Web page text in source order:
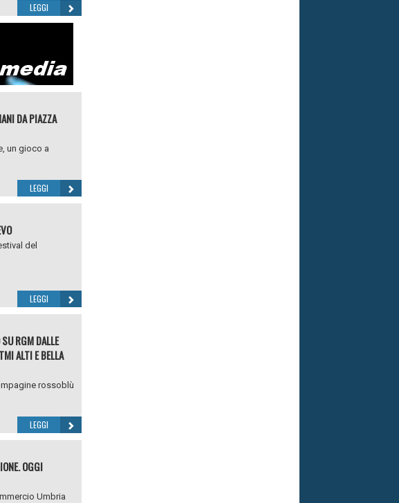
LEGGI
DA PIAZZA
un gioco a
LEGGI
del
LEGGI
RGM DALLE
ALTI E BELLA
rossoblù
LEGGI
OGGI
Umbria